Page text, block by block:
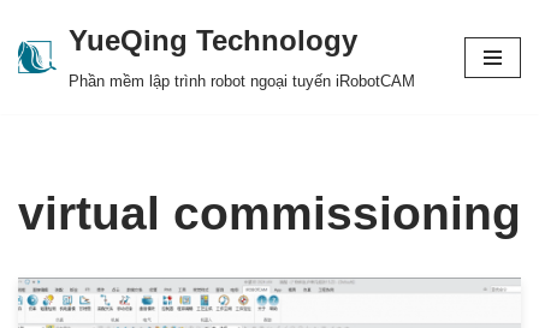
Skip
YueQing Technology
Phần mềm lập trình robot ngoại tuyến iRobotCAM
virtual commissioning